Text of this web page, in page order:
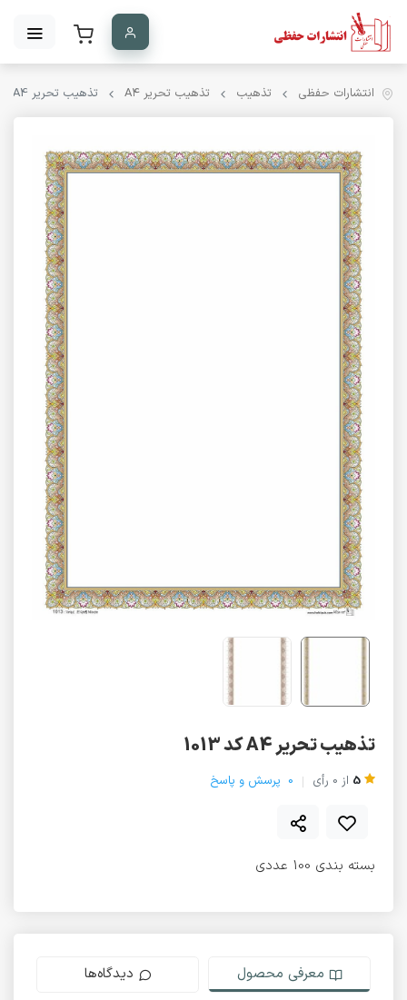
انتشارات حفظی تذهیب تذهیب تحریر A۴ تذهیب تحریر A4 کد 1013
تذهیب تحریر A4 کد 1013
5 از 0 رأی 0 پرسش و پاسخ
بسته بندی 100 عددی
معرفی محصول دیدگاه‌ها